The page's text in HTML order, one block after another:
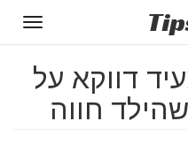
דווקא על
חווה